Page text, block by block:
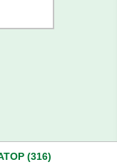
(316)